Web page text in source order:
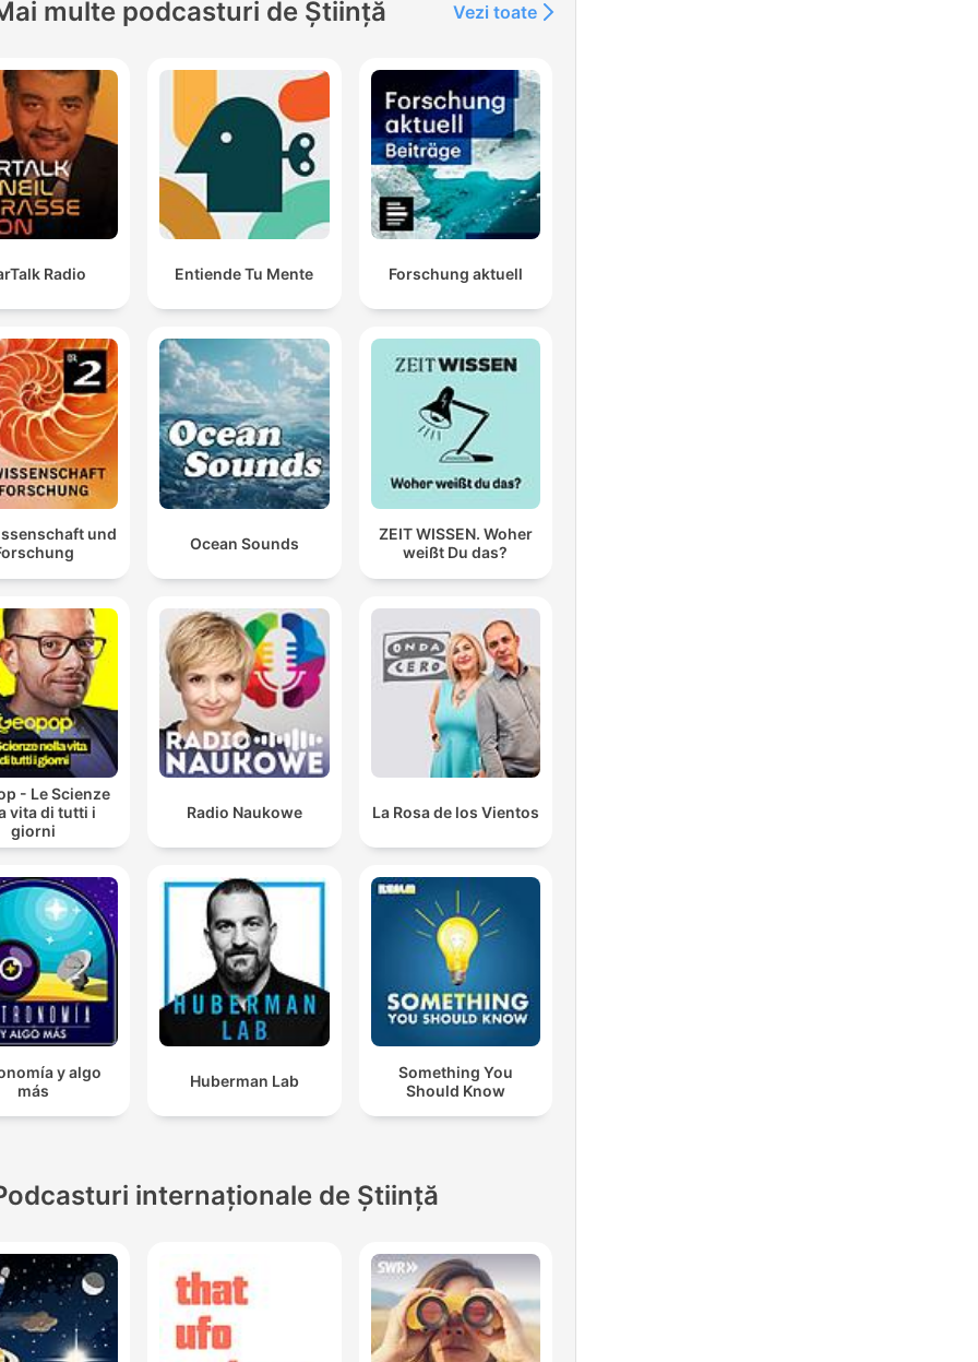
multe podcasturi de Știință Vezi toate
Radio Entiende Tu Mente Forschung aktuell
und
Ocean Sounds
ZEIT WISSEN. Woher
weißt Du das?
- Le Scienze
vita di tutti i
giorni
Radio Naukowe La Rosa de los Vientos
y algo
más
Huberman Lab
Something You
Should Know
internaționale de Știință